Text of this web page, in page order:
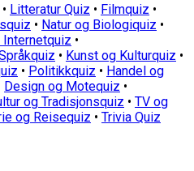
• Litteratur Quiz • Filmquiz •
• Natur og Biologiquiz •
Internetquiz •
• Kunst og Kulturquiz •
• Politikkquiz • Handel og
Design og Motequiz •
og Tradisjonsquiz • TV og
og Reisequiz • Trivia Quiz